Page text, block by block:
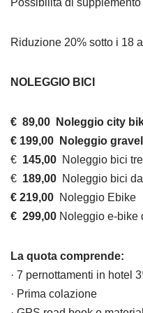
Possibilità di
Riduzione 20% sotto i 18
NOLEGGIO BICI
€ 89,00 Noleggio city
€ 199,00 Noleggio gravel
€ 145,00 Noleggio bici
€ 189,00 Noleggio bici
€ 219,00 Noleggio Ebike
€ 299,00 Noleggio e-bike
La quota comprende:
· 7 pernottamenti in hotel
· Prima colazione